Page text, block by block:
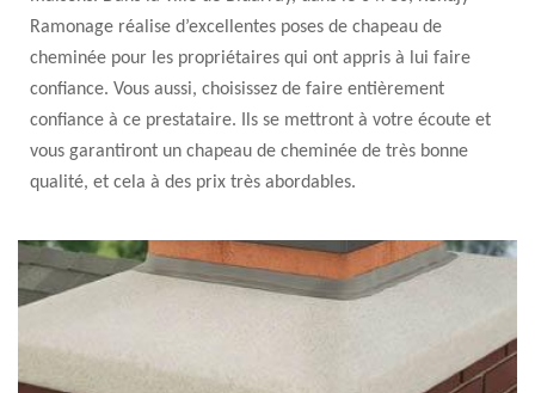
Ramonage réalise d’excellentes poses de chapeau de
cheminée pour les propriétaires qui ont appris à lui faire
confiance. Vous aussi, choisissez de faire entièrement
confiance à ce prestataire. Ils se mettront à votre écoute et
vous garantiront un chapeau de cheminée de très bonne
qualité, et cela à des prix très abordables.